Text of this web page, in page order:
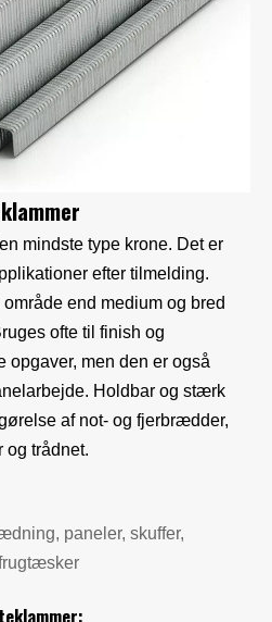
mindste type krone. Det er
efter tilmelding.
end medium og bred
ofte til finish og
opgaver, men den er også
Holdbar og stærk
af not- og fjerbrædder,
og trådnet.
paneler, skuffer,